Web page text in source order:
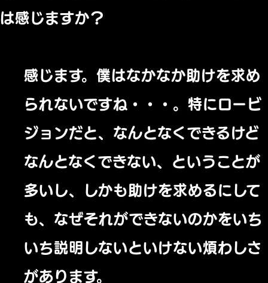
は感じますか？
感じます。僕はなかなか助けを求め
られないですね・・・。特にロービ
ジョンだと、なんとなくできるけど
なんとなくできない、ということが
多いし、しかも助けを求めるにして
も、なぜそれができないのかをいち
いち説明しないといけない煩わしさ
があります。